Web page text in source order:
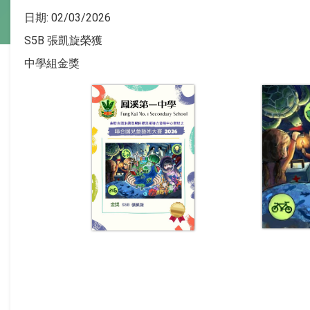
日期: 02/03/2026
S5B 張凱旋榮獲
中學組金獎